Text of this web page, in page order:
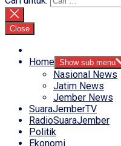
Close
Home Show sub menu
Nasional News
Jatim News
Jember News
SuaraJemberTV
RadioSuaraJember
Politik
Ekonomi